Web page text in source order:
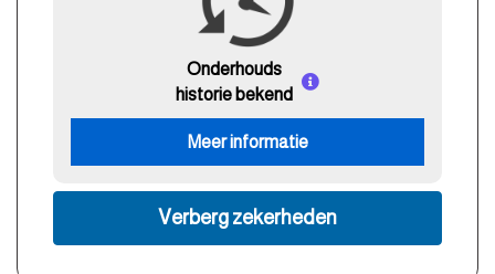
Onderhouds
historie bekend
Meer informatie
Verberg zekerheden